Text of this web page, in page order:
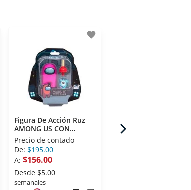
favorite
Figura De Acción Ruz
AMONG US CON
ACCESORIO 2.5'' ROSA
Precio de contado
De: $195.00
A: $156.00
Desde $5.00
semanales
Crystal Lyme